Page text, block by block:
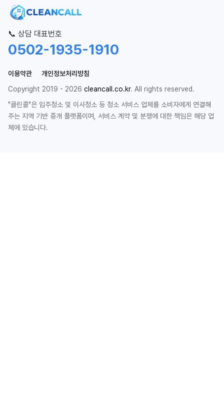
📞 상담 대표번호
0502-1935-1910
이용약관
개인정보처리방침
Copyright 2019 - 2026 cleancall.co.kr. All rights reserved.
"클린콜"은 입주청소 및 이사청소 등 청소 서비스 업체를 소비자에게 연결해
주는 지역 기반 중개 플랫폼이며, 서비스 계약 및 분쟁에 대한 책임은 해당 업
체에 있습니다.